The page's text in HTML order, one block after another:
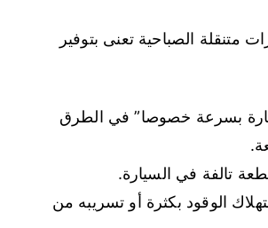
متنقلة الصباحية تعنى بتوفير
بسرعة خصوصا” في الطرق
تالفة في السيارة.
الوقود بكثرة أو تسريبه من